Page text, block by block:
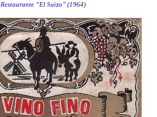
Restaurante “El Suizo” (1964)